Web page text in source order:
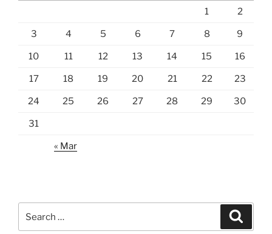
1 2
3 4 5 6 7 8 9
10 11 12 13 14 15 16
17 18 19 20 21 22 23
24 25 26 27 28 29 30
31
« Mar
for: